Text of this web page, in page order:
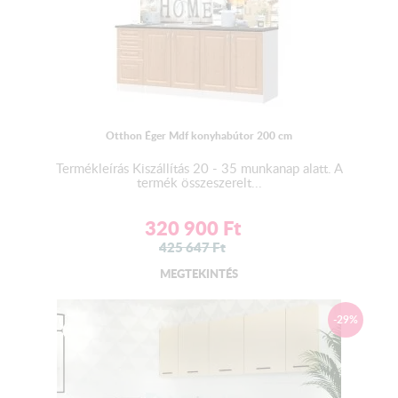
2,8 cm vastagságú préselt laminált forgácslap , elemenként
A mosogatós elemNEMtartalmaz munkalapot!
tartalmazza a mosogató tálcát!
Kiváló minőségű gyártótól származó rozsdamentes
mosogatótálca s
Választható 2 mély és 1 mély+cseppes változatban.
Otthon Éger Mdf konyhabútor 200 cm
Termékleírás Kiszállítás 20 - 35 munkanap alatt. A
termék összeszerelt...
320 900 Ft
425 647Ft
MEGTEKINTÉS
-29%